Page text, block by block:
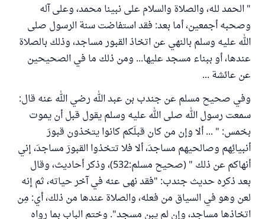
" الحمد لله، والصلاة والسلام على نبينا محمد، وعلى آله
وصحبه أجمعين، أما بعد: فقد استفاضت سنة الرسول صلى
الله عليه وسلم بالنهي عن اتخاذ القبور مساجد، وذلك بالصلاة
عندها، أو ببناء مسجد عليها... ومن ذلك ما في الصحيحين
عن عائشة ...
وفي صحيح مسلم عن جندب بن عبد الله رضي الله عنه قال:
سمعت رسول الله صلى الله عليه وسلم يقول قبل أن يموت
بخمس: " ... ألا وإن من كان قبلَكم كانوا يتخذون قبورَ
أنبيائِهم وصالحيهم مساجدَ، ألا فلا تتخذوا القبورَ مساجدَ، إني
أنهاكم عن ذلك " (صحيح مسلم:532)، وذكر أحاديث، وقال
بعد ذكره حديث جندب: "فقد نهى عنه في آخر حياته، ثم إنه
لعن وهو في السياق من فعله، والصلاة عندها من ذلك، أي: مِن
اتخاذها مساجد، وإن لم يبن مسجد". وختم الباب بما رواه